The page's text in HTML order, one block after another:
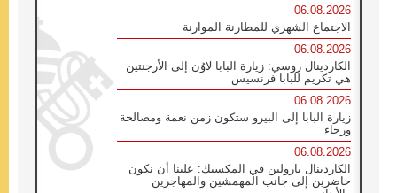
06.08.2026
الاجتماع الشهري للمطارنة الموارنة
06.08.2026
الكاردينال روسي: زيارة البابا لاوُن إلى الأرجنتين
هي تكريم للبابا فرنسيس
06.08.2026
زيارة البابا إلى البيرو ستكون زمن نعمة ومصالحة
ورجاء
06.08.2026
الكاردينال بارولين في المكسيك: علينا أن نكون
حاضرين إلى جانب المهمشين والمهاجرين